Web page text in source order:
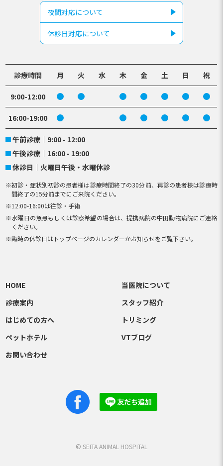
夜間対応について
休診日対応について
診療時間 月 火 水 木 金 土 日 祝
9:00-12:00
16:00-19:00
午前診療
9:00 - 12:00
午後診療
16:00 - 19:00
休診日
火曜日午後・水曜休診
初診・症状別初診の患者様は診療時間終了の30分前、再診の患者様は診療時
間終了の15分前までにご来院ください。
12:00-16:00は往診・手術
水曜日の急患もしくは診察希望の場合は、提携病院の中田動物病院にご連絡
ください。
臨時の休診日はトップページのカレンダーかお知らせをご覧下さい。
HOME
当医院について
診療案内
スタッフ紹介
はじめての方へ
トリミング
ペットホテル
VTブログ
お問い合わせ
Facebook
© SEITA ANIMAL HOSPITAL